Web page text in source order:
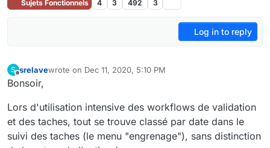
Sujets Fonctionnels 4 3 492 3
Log in to reply
S
Offline
srelavewrote on Dec 11, 2020, 5:10 PM
last edited by
Bonsoir,
Lors d'utilisation intensive des workflows de validation
et des taches, tout se trouve classé par date dans le
suivi des taches (le menu "engrenage"), sans distinction